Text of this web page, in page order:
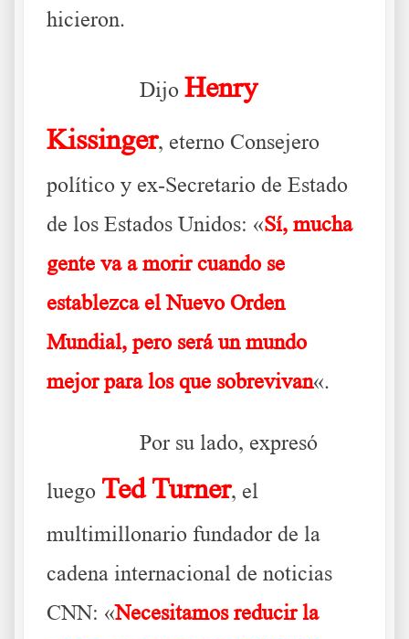
hicieron.
Dijo Henry
Kissinger, eterno Consejero
político y ex-Secretario de Estado
de los Estados Unidos: «Sí, mucha
gente va a morir cuando se
establezca el Nuevo Orden
Mundial, pero será un mundo
mejor para los que sobrevivan«.
Por su lado, expresó
luego Ted Turner, el
multimillonario fundador de la
cadena internacional de noticias
CNN: «Necesitamos reducir la